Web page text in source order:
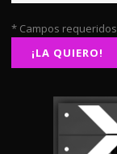
* Campos requeridos